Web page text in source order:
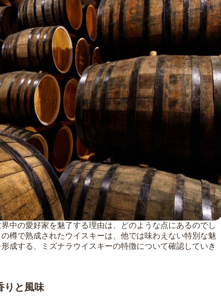
買取業者の選び方
中の愛好家を魅了する理由は、どのような点にあるのでし
樽で熟成されたウイスキーは、他では味わえない特別な魅
成する、ミズナラウイスキーの特徴について確認していき
りと風味